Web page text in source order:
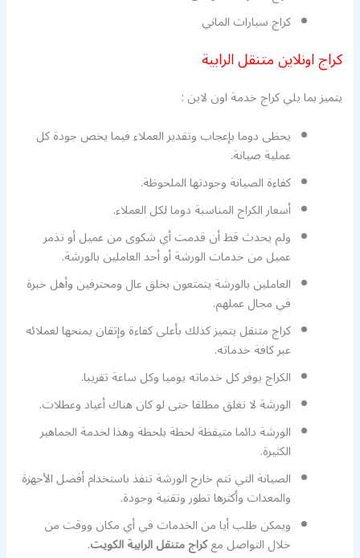
كراج سيارات الماني
كراج اونلاين متنقل الرابية
يتميز بما يلي كراج خدمة اون لاين :
يحظى دوما بإعجاب وتقدير العملاء فيما يخص جودة كل
عملية صيانة.
كفاءة الصيانة وجودتها الملحوظة.
أسعار الكراج المناسبة دوما لكل العملاء.
ولم يحدث قط أن قدمت أي شكوى من عميل أو تذمر
عميل من خدمات الورشة أو أحد العاملين بالورشة.
العاملين بالورشة يتمتعون بخلق عال ومحترفين وأهل خبرة
في مجال عملهم.
كراج متنقل يتميز كذلك بأعلى كفاءة وإتقان يمنحها لعملائه
عبر كافة خدماته.
الكراج يوفر كل خدماته يوميا وكل ساعة تقريبا.
الورشة لا تغلق مطلقا حتى لو كان هناك أعياد وعطلات.
الورشة دائما متيقظة لحظة بلحظة وهذا لخدمة الجماهير
الكثيرة.
الصيانة التي تتم خارج الورشة تنفذ باستخدام أفضل الأجهزة
والمعدات وأكثرها تطور وتقنية وجودة.
ويمكن طلب أيا من الخدمات في أي مكان ووقت من
خلال التواصل معكراج متنقل الرابية الكويت.